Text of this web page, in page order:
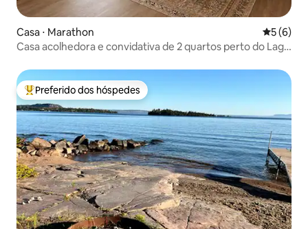
Casa ⋅ Marathon 5 de
5 (6)
Casa acolhedora e convidativa de 2 quartos perto do Lago
Entre os melhores preferidos dos hóspedes
Preferido dos hóspedes